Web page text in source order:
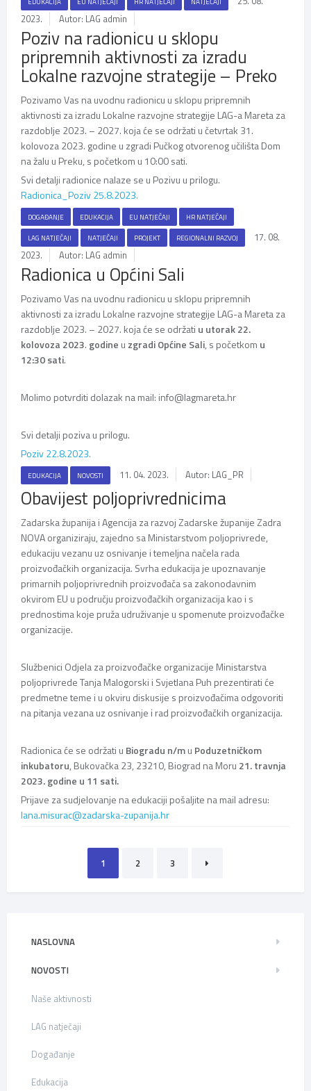
2023.
Autor: LAG admin
Poziv na radionicu u sklopu
pripremnih aktivnosti za izradu
Lokalne razvojne strategije – Preko
Pozivamo Vas na uvodnu radionicu u sklopu pripremnih
aktivnosti za izradu Lokalne razvojne strategije LAG-a Mareta za
razdoblje 2023. – 2027. koja će se održati u četvrtak 31.
kolovoza 2023. godine u zgradi Pučkog otvorenog učilišta Dom
na žalu u Preku, s početkom u 10:00 sati.
Svi detalji radionice nalaze se u Pozivu u prilogu.
Radionica_Poziv 25.8.2023.
DOGAĐANJE EDUKACIJA EU NATJEČAJI
HR NATJEČAJI
LAG NATJEČAJI
NATJEČAJI PROJEKT REGIONALNI RAZVOJ
17. 08.
2023.
Autor: LAG admin
Radionica u Općini Sali
Pozivamo Vas na uvodnu radionicu u sklopu pripremnih
aktivnosti za izradu Lokalne razvojne strategije LAG-a Mareta za
razdoblje 2023. – 2027. koja će se održati u utorak 22.
kolovoza 2023. godine u zgradi Općine Sali, s početkom u
12:30 sati.
Molimo potvrditi dolazak na mail: info@lagmareta.hr
Svi detalji poziva u prilogu.
Poziv 22.8.2023.
EDUKACIJA NOVOSTI 11. 04. 2023. Autor: LAG_PR
Obavijest poljoprivrednicima
Zadarska županija i Agencija za razvoj Zadarske županije Zadra
NOVA organiziraju, zajedno sa Ministarstvom poljoprivrede,
edukaciju vezanu uz osnivanje i temeljna načela rada
proizvođačkih organizacija. Svrha edukacija je upoznavanje
primarnih poljoprivrednih proizvođača sa zakonodavnim
okvirom EU u području proizvođačkih organizacija kao i s
prednostima koje pruža udruživanje u spomenute proizvođačke
organizacije.
Službenici Odjela za proizvođačke organizacije Ministarstva
poljoprivrede Tanja Malogorski i Svjetlana Puh prezentirati će
predmetne teme i u okviru diskusije s proizvođačima odgovoriti
na pitanja vezana uz osnivanje i rad proizvođačkih organizacija.
Radionica će se održati u Biogradu n/mu Poduzetničkom
inkubatoru, Bukovačka 23, 23210, Biograd na Moru 21. travnja
2023. godine u 11 sati.
Prijave za sudjelovanje na edukaciji pošaljite na mail adresu:
lana.misurac@zadarska-zupanija.hr
1 2 3
NASLOVNA
NOVOSTI
Naše aktivnosti
LAG natječaji
Događanje
Edukacija